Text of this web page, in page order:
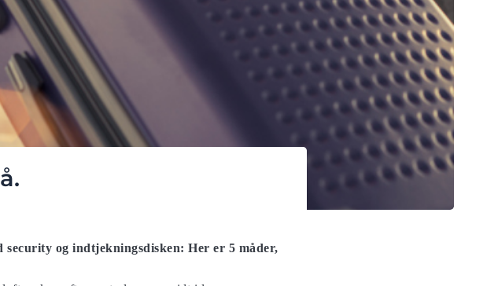
security og indtjekningsdisken: Her er 5 måder,